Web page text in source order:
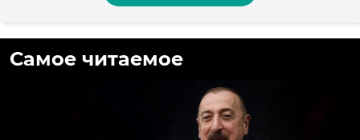
Самое читаемое